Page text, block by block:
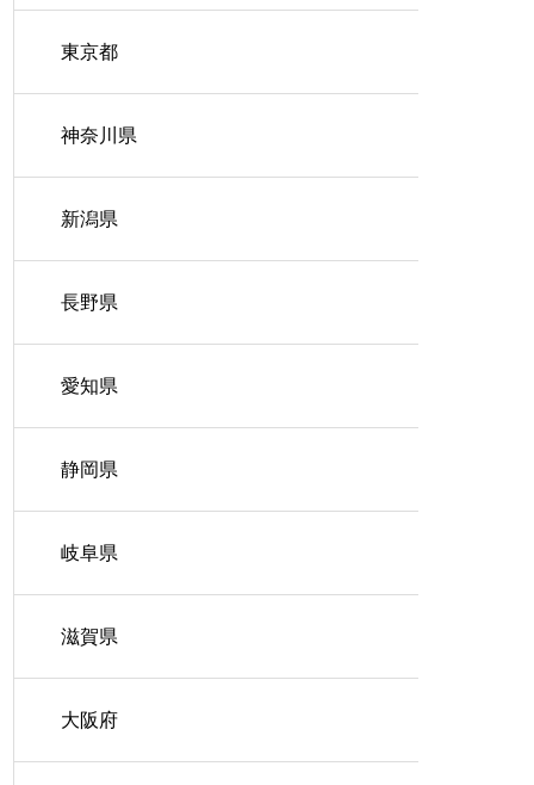
東京都
神奈川県
新潟県
長野県
愛知県
静岡県
岐阜県
滋賀県
大阪府